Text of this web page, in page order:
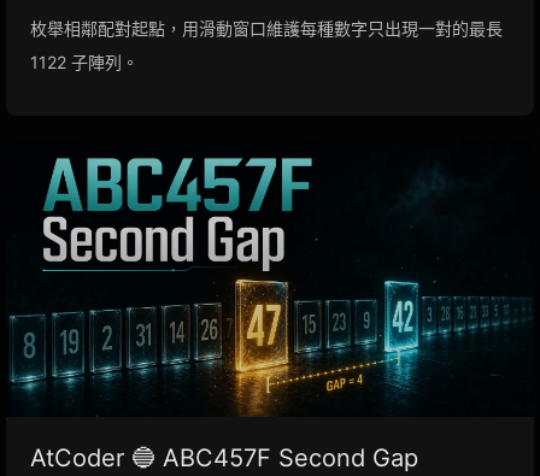
枚舉相鄰配對起點，用滑動窗口維護每種數字只出現一對的最長
1122 子陣列。
AtCoder 🔵 ABC457F Second Gap